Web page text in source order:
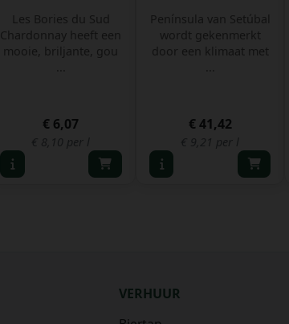
Les Bories du Sud
Chardonnay heeft een
mooie, briljante, gou
€ 6,07
€ 8,10 per l
Península van Setúbal
wordt gekenmerkt
door een klimaat met
€ 41,42
€ 9,21 per l
VERHUUR